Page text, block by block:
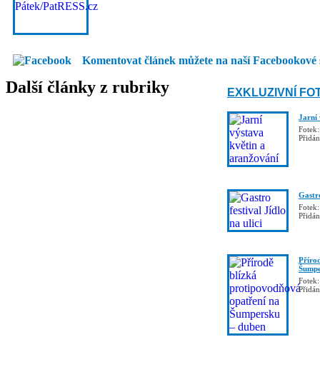
Komentovat článek můžete na naší Facebookové
Další články z rubriky EXKLUZIVNÍ
Jarní